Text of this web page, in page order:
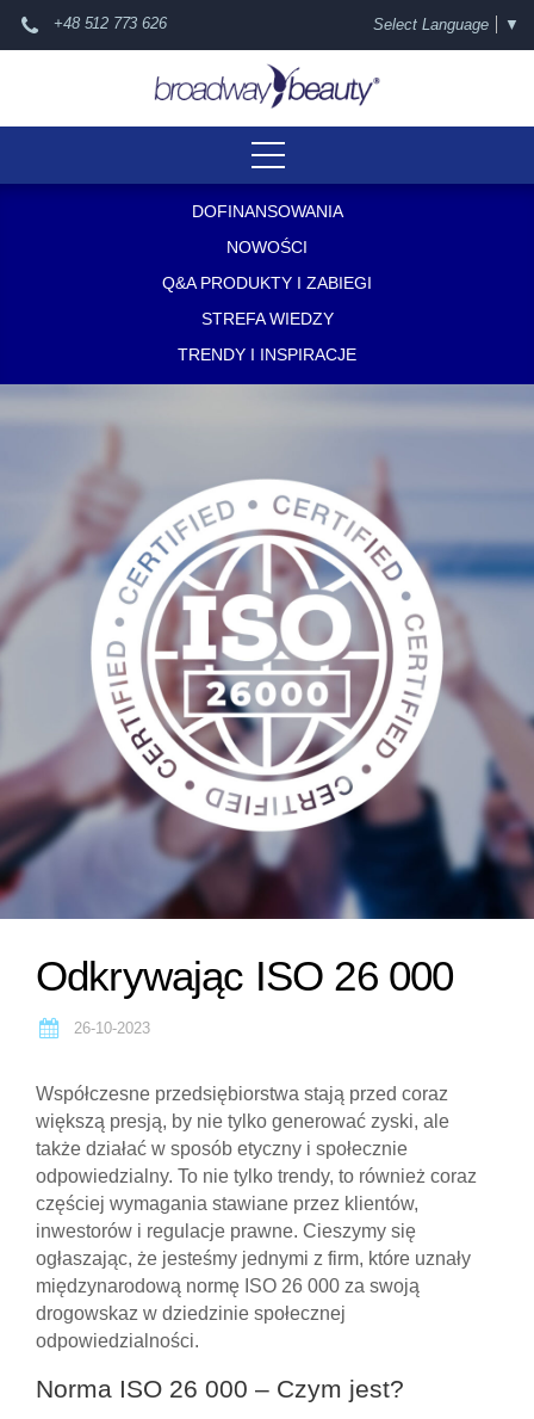
+48 512 773 626 Select Language ▼
DOFINANSOWANIA
NOWOŚCI
Q&A PRODUKTY I ZABIEGI
STREFA WIEDZY
TRENDY I INSPIRACJE
Odkrywając ISO 26 000
26-10-2023
Współczesne przedsiębiorstwa stają przed coraz
większą presją, by nie tylko generować zyski, ale
także działać w sposób etyczny i społecznie
odpowiedzialny. To nie tylko trendy, to również coraz
częściej wymagania stawiane przez klientów,
inwestorów i regulacje prawne. Cieszymy się
ogłaszając, że jesteśmy jednymi z firm, które uznały
międzynarodową normę ISO 26 000 za swoją
drogowskaz w dziedzinie społecznej
odpowiedzialności.
Norma ISO 26 000 – Czym jest?